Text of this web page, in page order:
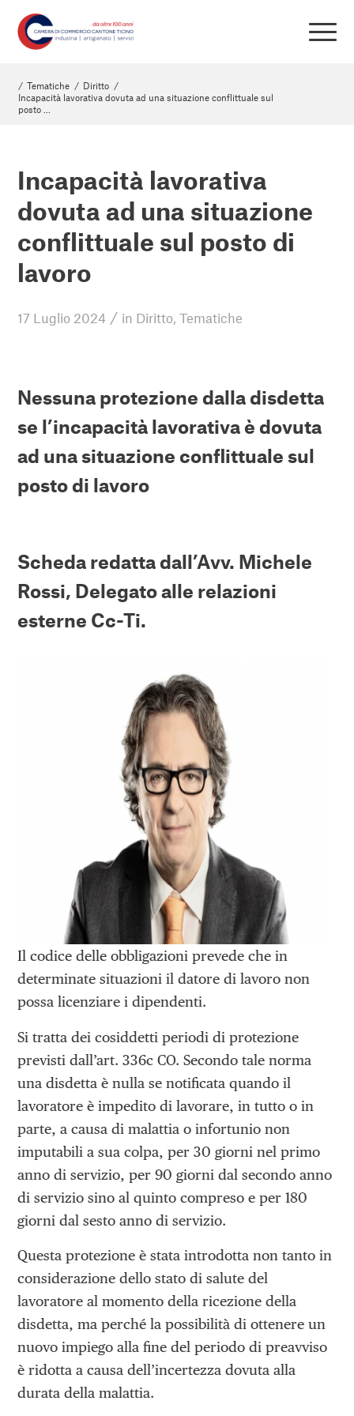
/ Tematiche / Diritto /
Incapacità lavorativa dovuta ad una situazione conflittuale sul
posto ...
Incapacità lavorativa
dovuta ad una situazione
conflittuale sul posto di
lavoro
17 Luglio 2024 / in Diritto,Tematiche
Nessuna protezione dalla disdetta
se l’incapacità lavorativa è dovuta
ad una situazione conflittuale sul
posto di lavoro
Scheda redatta dall’Avv. Michele
Rossi, Delegato alle relazioni
esterne Cc-Ti.
Il codice delle obbligazioni prevede che in
determinate situazioni il datore di lavoro non
possa licenziare i dipendenti.
Si tratta dei cosiddetti periodi di protezione
previsti dall’art. 336c CO. Secondo tale norma
una disdetta è nulla se notificata quando il
lavoratore è impedito di lavorare, in tutto o in
parte, a causa di malattia o infortunio non
imputabili a sua colpa, per 30 giorni nel primo
anno di servizio, per 90 giorni dal secondo anno
di servizio sino al quinto compreso e per 180
giorni dal sesto anno di servizio.
Questa protezione è stata introdotta non tanto in
considerazione dello stato di salute del
lavoratore al momento della ricezione della
disdetta, ma perché la possibilità di ottenere un
nuovo impiego alla fine del periodo di preavviso
è ridotta a causa dell’incertezza dovuta alla
durata della malattia.